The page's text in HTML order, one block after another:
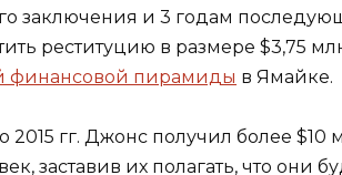
заключения и 3 годам
реституцию в размере $3,75
финансовой пирамиды в Ямайке.
2015 гг. Джонс получил более $10
заставив их полагать, что они